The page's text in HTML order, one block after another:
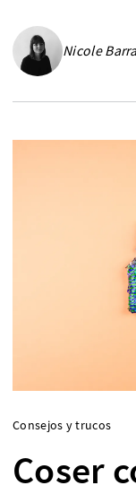
Nicole
Consejos y trucos
Coser